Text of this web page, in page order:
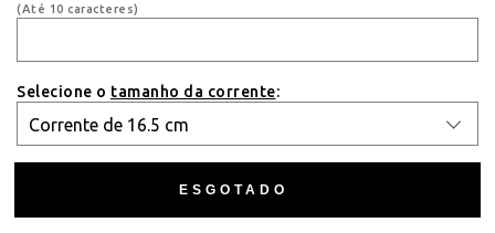
(Até 10 caracteres)
Selecione o tamanho da corrente: